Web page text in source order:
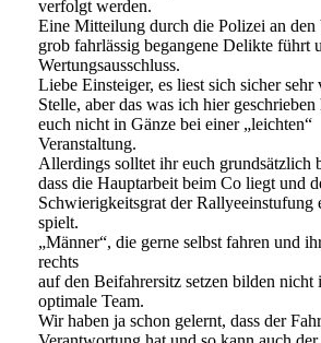
verfolgt werden.
Eine Mitteilung durch die Polizei an den
grob fahrlässig begangene Delikte führt
Wertungsausschluss.
Liebe Einsteiger, es liest sich sicher sehr
Stelle, aber das was ich hier
euch nicht in Gänze bei einer „leichten“
Veranstaltung.
Allerdings solltet ihr euch grundsätzlich
dass die Hauptarbeit beim Co liegt und
Schwierigkeitsgrat der Rallyeeinstufung
spielt.
„Männer“, die gerne selbst fahren und
rechts
auf den Beifahrersitz setzen bilden nicht
optimale Team.
Wir haben ja schon gelernt, dass der